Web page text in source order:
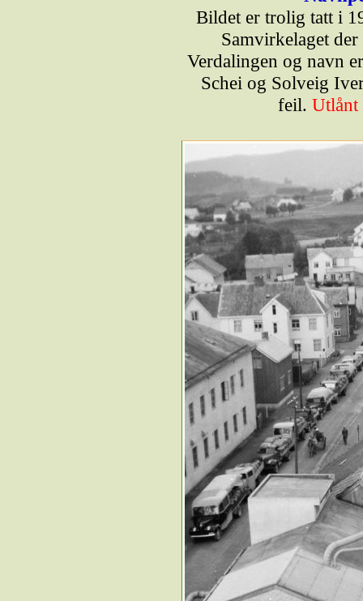
Bildet er trolig tatt i
Samvirkelaget
Verdalingen og navn
Schei og Solveig
feil.Utlånt